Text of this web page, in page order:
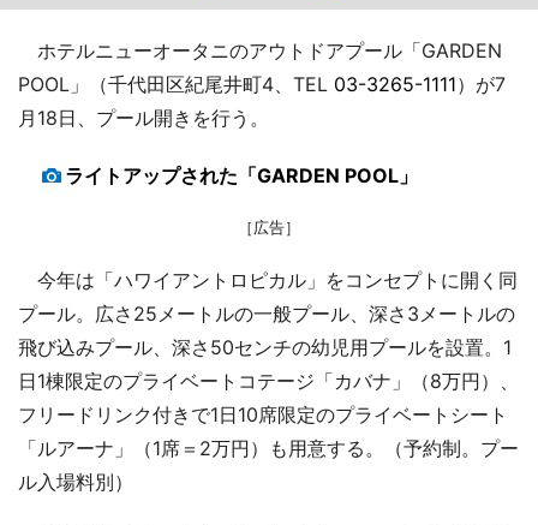
ホテルニューオータニのアウトドアプール「GARDEN
POOL」（千代田区紀尾井町4、TEL 03-3265-1111）が7
月18日、プール開きを行う。
ライトアップされた「GARDEN POOL」
［広告］
今年は「ハワイアントロピカル」をコンセプトに開く同
プール。広さ25メートルの一般プール、深さ3メートルの
飛び込みプール、深さ50センチの幼児用プールを設置。1
日1棟限定のプライベートコテージ「カバナ」（8万円）、
フリードリンク付きで1日10席限定のプライベートシート
「ルアーナ」（1席＝2万円）も用意する。（予約制。プー
ル入場料別）